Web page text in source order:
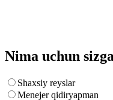
Nima uchun
Shaxsiy reyslar
Menejer qidiryapman